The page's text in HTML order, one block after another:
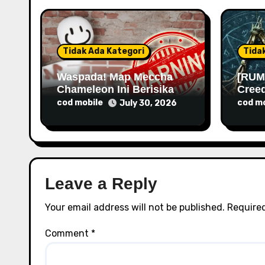
t
i
o
n
Tidak Ada Kategori
Waspada! Map Meccha
Chameleon Ini Berisikan
Malware
cod mobile July 30, 2026
Rilis
cod
Leave a Reply
Your email address will not be published.
Comment *